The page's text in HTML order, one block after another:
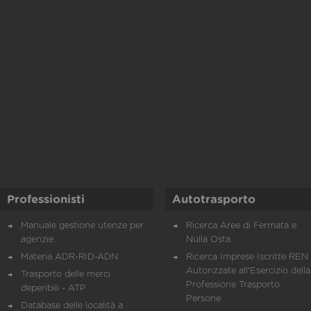
Professionisti
Manuale gestione utenze per
agenzie
Materia ADR-RID-ADN
Trasporto delle merci
deperibili - ATP
Database delle località a
Autotrasporto
Ricerca Aree di Fermata e
Nulla Osta
Ricerca Imprese Iscritte REN
Autorizzate all'Esercizio della
Professione Trasporto
Persone